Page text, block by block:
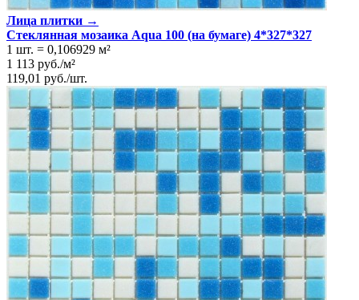
Лица плитки →
Стеклянная мозаика Aqua 100 (на бумаге) 4*327*327
1 шт. = 0,106929 м²
1 113 руб./м²
119,01 руб./шт.